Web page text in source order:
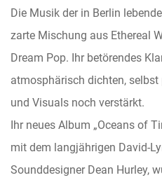
Die Musik der in Berlin
zarte Mischung aus Ethereal
Dream Pop. Ihr betörendes
atmosphärisch dichten,
und Visuals noch verstärkt.
Ihr neues Album „Oceans of
mit dem langjährigen David-
Sounddesigner Dean Hurley,